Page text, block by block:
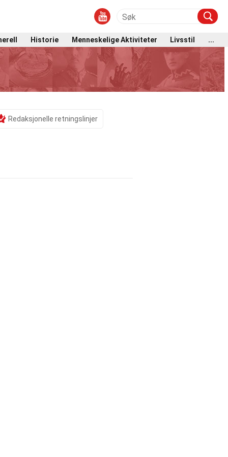
Historie Menneskelige Aktiviteter Livsstil ...
Redaksjonelle retningslinjer